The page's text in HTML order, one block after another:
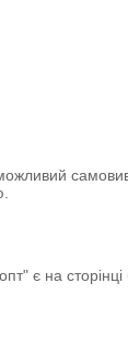
є на сторінці